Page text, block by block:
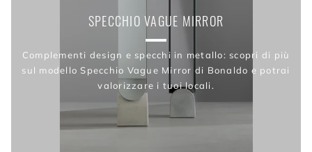
SPECCHIO VAGUE MIRROR
Complementi design e specchi in metallo: scopri di più
sul modello Specchio Vague Mirror di Bonaldo e potrai
valorizzare i tuoi locali.